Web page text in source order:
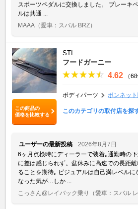
スポーツペダルに交換しました。 ブレーキ
ルは共通 ...
MAAA （愛車：スバル BRZ）
この商品の
価格を比較する
STI
フードガーニー
4.62 （
ボディパーツ ボンネッ
このカテゴリの取付店を探
ユーザーの最新投稿
2026年8月7日
6ヶ月点検時にディーラーで装着｡通勤時の
に差は感じられず。盆休みに高速での長距
ることを期待｡ ビジュアルは自己満レベルに
なった気が…しか ...
こっさん@レイバック乗り
（愛車：スバル